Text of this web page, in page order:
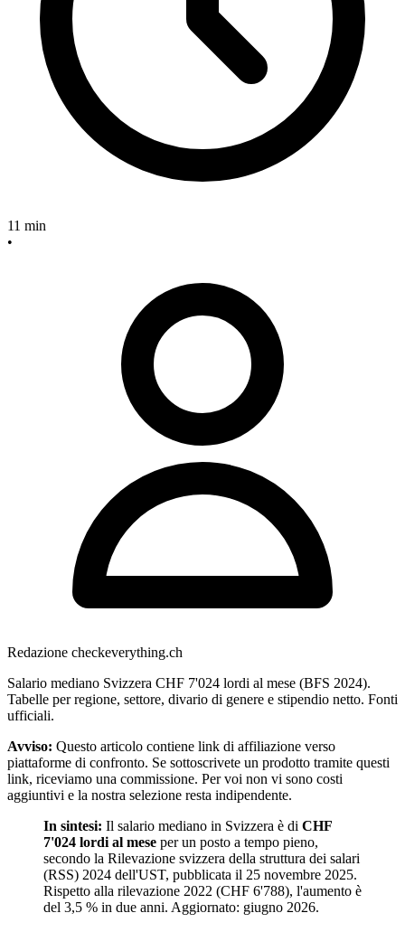
11 min
•
Redazione checkeverything.ch
Salario mediano Svizzera CHF 7'024 lordi al mese (BFS 2024).
Tabelle per regione, settore, divario di genere e stipendio netto. Fonti
ufficiali.
Avviso: Questo articolo contiene link di affiliazione verso
piattaforme di confronto. Se sottoscrivete un prodotto tramite questi
link, riceviamo una commissione. Per voi non vi sono costi
aggiuntivi e la nostra selezione resta indipendente.
In sintesi: Il salario mediano in Svizzera è di CHF
7'024 lordi al mese per un posto a tempo pieno,
secondo la Rilevazione svizzera della struttura dei salari
(RSS) 2024 dell'UST, pubblicata il 25 novembre 2025.
Rispetto alla rilevazione 2022 (CHF 6'788), l'aumento è
del 3,5 % in due anni. Aggiornato: giugno 2026.